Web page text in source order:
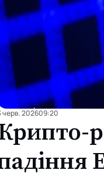
черв. 202609:20